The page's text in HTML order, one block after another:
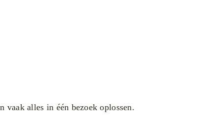
vaak alles in één bezoek oplossen.